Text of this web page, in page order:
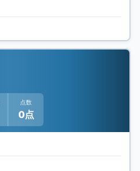
点数
0点